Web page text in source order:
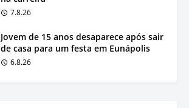
7.8.26
Jovem de 15 anos desaparece após sair
de casa para um festa em Eunápolis
6.8.26